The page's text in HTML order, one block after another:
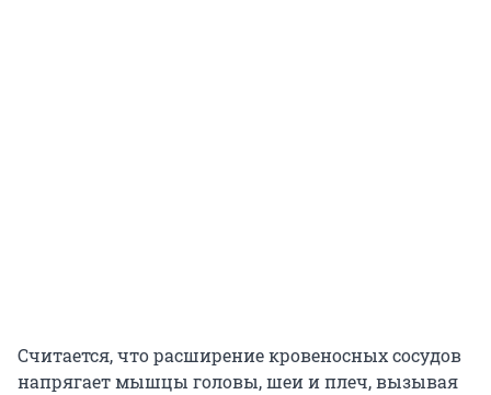
Считается, что расширение кровеносных сосудов
напрягает мышцы головы, шеи и плеч, вызывая